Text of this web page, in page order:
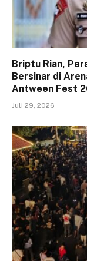
Briptu Rian,
Bersinar di
Antween Fest
Juli 29, 2026